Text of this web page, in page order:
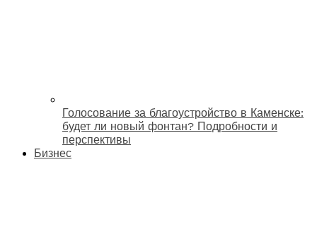
Голосование за благоустройство в Каменске:
будет ли новый фонтан? Подробности и
перспективы
Бизнес